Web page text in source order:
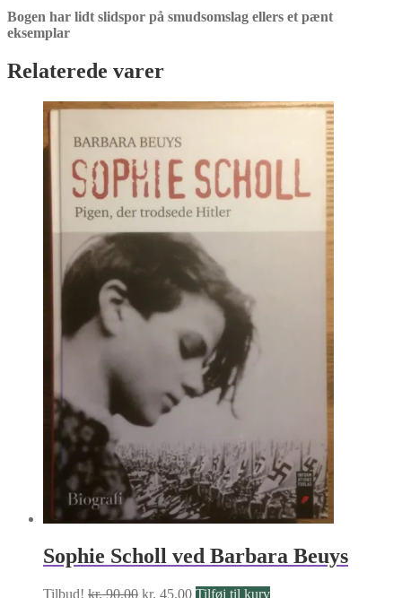
Bogen har lidt slidspor på smudsomslag ellers et pænt
eksemplar
Relaterede varer
Sophie Scholl ved Barbara Beuys
Tilbud! kr.90.00 Den
kr. 45.00Den
Tilføj til kurv